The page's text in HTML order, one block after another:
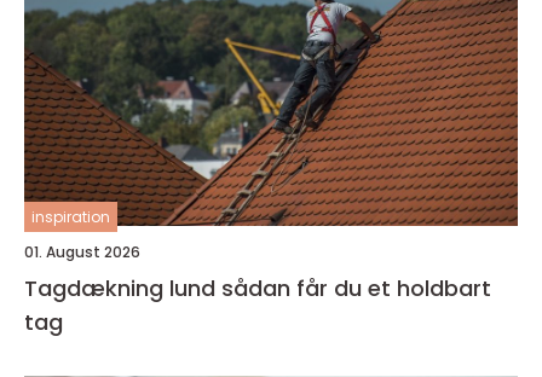
inspiration
01. August 2026
Tagdækning lund sådan får du et holdbart
tag